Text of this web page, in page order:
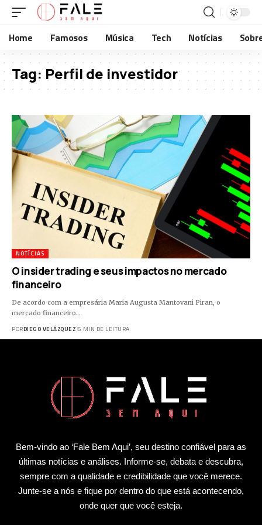
Home Famosos Música Tech Notícias
Tag: Perfil de investidor
NOTÍCIAS
O insider trading e seus impactos no mercado
financeiro
De acordo com a empresária Maria Augusta Mantovani Piran, o
mercado financeiro…
PORDIEGO VELÁZQUEZ 5 MIN DE LEITURA
Bem-vindo ao ‘Fale Bem Aqui’, seu destino confiável para as
últimas notícias e análises. Informe-se, debata e descubra,
sempre com a qualidade e credibilidade que você merece.
Junte-se a nós e fique por dentro do que está acontecendo,
onde quer que você esteja.